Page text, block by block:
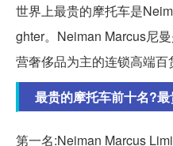
世界上最贵的摩托车是
ghter。Neiman Marcus尼
营奢侈品为主的连锁高端百
最贵的摩托车前十名?
第一名:Neiman Marcus